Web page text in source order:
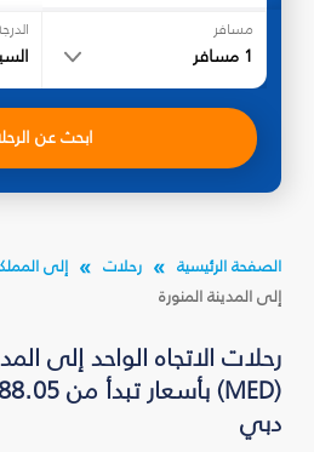
مسافر
1 مسافر
ابحث عن
الصفحة الرئيسية رحلات
إلى
إلى المدينة المنورة
رحلات الاتجاه الواحد إلى
دبي